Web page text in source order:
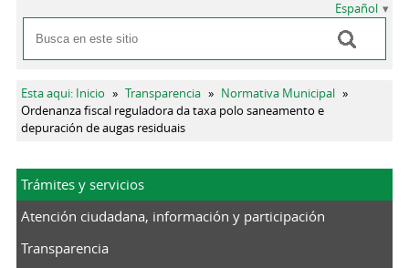
Formulario de búsqueda
Buscar
Español
Se encuentra usted aquí
Esta aqui: Inicio » Transparencia » Normativa Municipal »
Ordenanza fiscal reguladora da taxa polo saneamento e
depuración de augas residuais
Trámites y servicios
Atención ciudadana, información y participación
Transparencia